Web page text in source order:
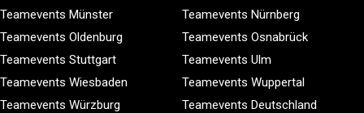
Teamevents Münster
Teamevents Nürnberg
Teamevents Oldenburg
Teamevents Osnabrück
Teamevents Stuttgart
Teamevents Ulm
Teamevents Wiesbaden
Teamevents Wuppertal
Teamevents Würzburg
Teamevents Deutschland